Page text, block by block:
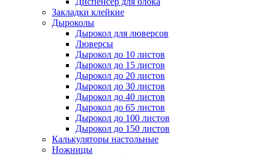
Закладки клейкие
Дыроколы
Дырокол для люверсов
Люверсы
Дырокол до 10 листов
Дырокол до 15 листов
Дырокол до 20 листов
Дырокол до 30 листов
Дырокол до 40 листов
Дырокол до 65 листов
Дырокол до 100 листов
Дырокол до 150 листов
Калькуляторы настольные
Ножницы